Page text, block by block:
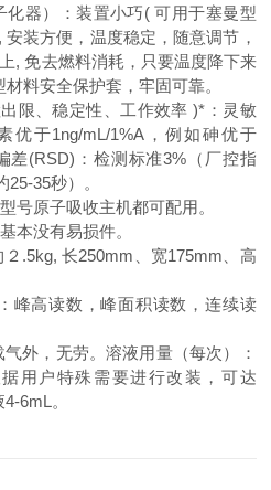
器）：装置小巧( 可用于塞曼型
装方便，温度稳定，随意调节，
, 免去燃料消耗，只要温度降下来
料安全保护套，牢固可靠。
限、稳定性、工作效率 )*：灵敏
优于1ng/mL/1%A，例如砷优于
差(RSD)：检测标准3%（厂控指
35秒）。
原子吸收主机都可配用。
没有易损件。
.5kg, 长250mm、宽175mm、高
高读数，峰面积读数，连续读
外，无劳。溶液用量（每次）：
用户特殊需要进行改装，可达
4-6mL。